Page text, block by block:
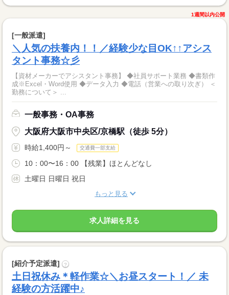
1週間以内公開
[一般派遣]
＼人気の扶養内！！／経験少な目OK↑↑アシス
タント事務☆彡
【資材メーカーでアシスタント事務】 ◆社員サポート業務 ◆書類作
成※Excel・Word使用 ◆データ入力 ◆電話（営業への取り次ぎ） ＜
勤務について＞ ...
一般事務・OA事務
大阪府大阪市中央区/京橋駅（徒歩 5分）
時給1,400円～ 交通費一部支給
10：00〜16：00 【残業】ほとんどなし
土曜日 日曜日 祝日
もっと見る
求人詳細を見る
[紹介予定派遣] ?
土日祝休み＊軽作業☆＼お昼スタート！／ 未
経験の方活躍中♪